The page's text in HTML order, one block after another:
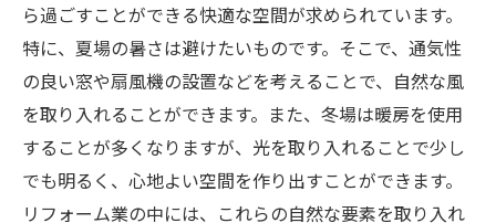
ら過ごすことができる快適な空間が求められています。
特に、夏場の暑さは避けたいものです。そこで、通気性
の良い窓や扇風機の設置などを考えることで、自然な風
を取り入れることができます。また、冬場は暖房を使用
することが多くなりますが、光を取り入れることで少し
でも明るく、心地よい空間を作り出すことができます。
リフォーム業の中には、これらの自然な要素を取り入れ